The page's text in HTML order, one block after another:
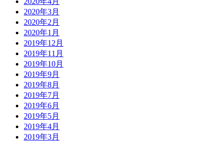
2020年3月
2020年2月
2020年1月
2019年12月
2019年11月
2019年10月
2019年9月
2019年8月
2019年7月
2019年6月
2019年5月
2019年4月
2019年3月